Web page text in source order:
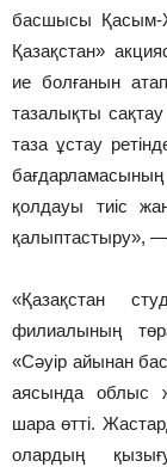
басшысы Қасым-
Қазақстан»
ие болғанын
тазалықты сақтау
таза ұстау
бағдарламасының
қолдауы тиіс
қалыптастыру», —
«Қазақстан
филиалының
«Сәуір айынан
аясында облыс
шара өтті.
олардың